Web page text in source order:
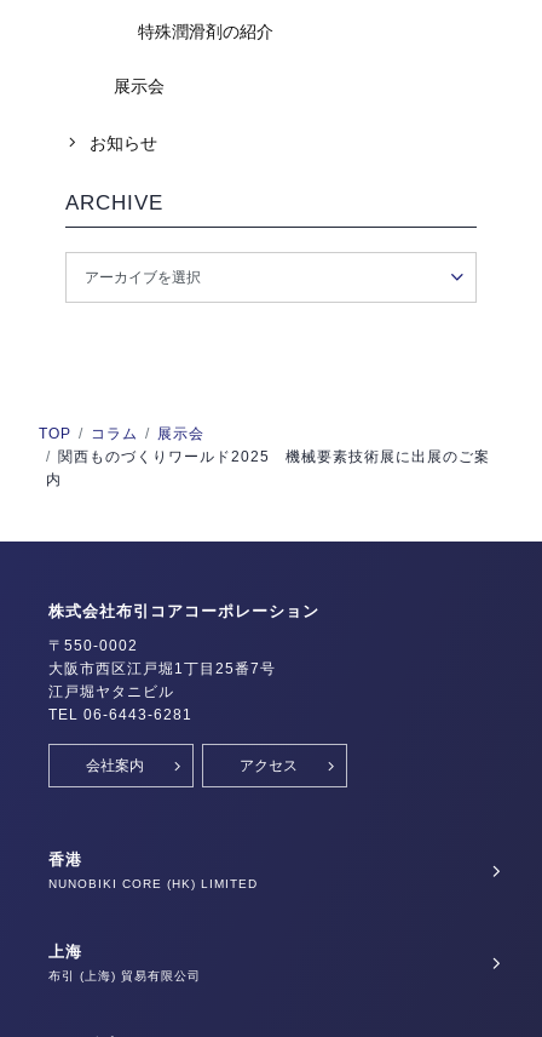
特殊潤滑剤の紹介
展示会
お知らせ
ARCHIVE
TOP コラム
展示会
関西ものづくりワールド2025 機械要素技術展に出展のご案
内
株式会社布引コアコーポレーション
〒550-0002
大阪市西区江戸堀1丁目25番7号
江戸堀ヤタニビル
TEL 06-6443-6281
会社案内 アクセス
香港
NUNOBIKI CORE (HK) LIMITED
上海
布引 (上海) 貿易有限公司